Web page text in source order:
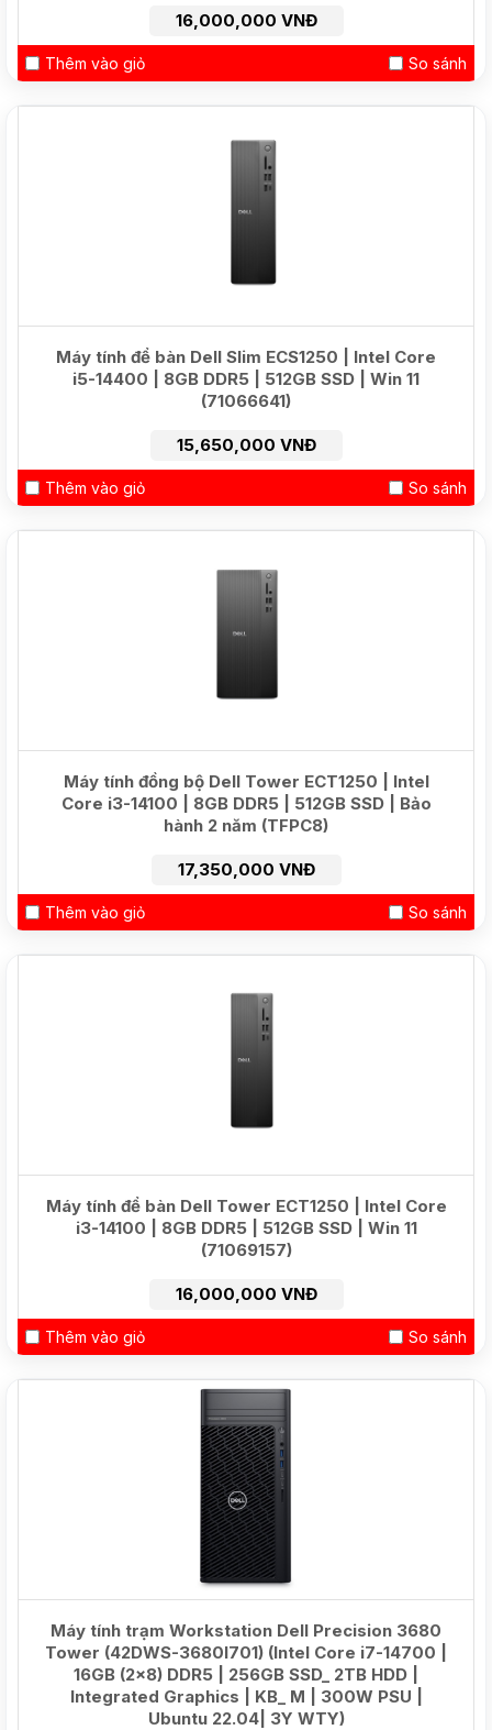
16,000,000 VNĐ
Thêm vào giỏ So sánh
Máy tính để bàn Dell Slim ECS1250 | Intel Core
i5-14400 | 8GB DDR5 | 512GB SSD | Win 11
(71066641)
15,650,000 VNĐ
Thêm vào giỏ So sánh
Máy tính đồng bộ Dell Tower ECT1250 | Intel
Core i3-14100 | 8GB DDR5 | 512GB SSD | Bảo
hành 2 năm (TFPC8)
17,350,000 VNĐ
Thêm vào giỏ So sánh
Máy tính để bàn Dell Tower ECT1250 | Intel Core
i3-14100 | 8GB DDR5 | 512GB SSD | Win 11
(71069157)
16,000,000 VNĐ
Thêm vào giỏ So sánh
Máy tính trạm Workstation Dell Precision 3680
Tower (42DWS-3680I701) (Intel Core i7-14700 |
16GB (2x8) DDR5 | 256GB SSD_ 2TB HDD |
Integrated Graphics | KB_ M | 300W PSU |
Ubuntu 22.04| 3Y WTY)